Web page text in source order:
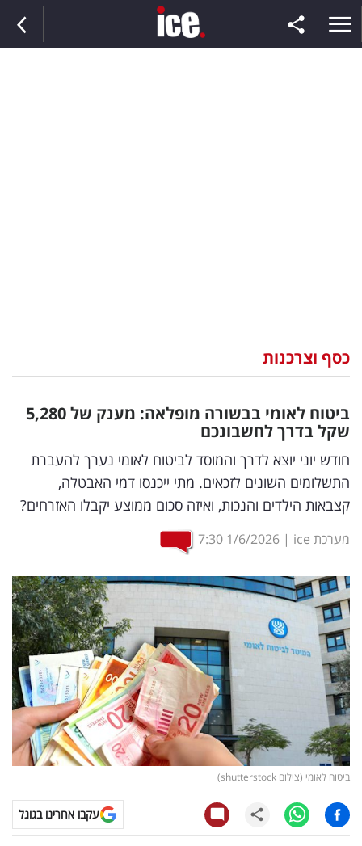
וצרכנות
דיגיטל
וטק
שיווק
ופרסום
מדדים
ומחקרים
דעות
רכילות
עסקית
קריפטו
טלוויזיה
כסף וצרכנות
ביטוח לאומי בבשורה מופלאה: מענק של 5,280
שקל בדרך לחשבונכם
חודש יוני יוצא לדרך והמוסד לביטוח לאומי נערך להעברת
התשלומים השונים לזכאים. מתי ייכנסו דמי האבטלה,
קצבאות הילדים והנכות, ואיזה סכום ממוצע יקבלו האזרחים?
מערכת ice |
1/6/2026
7:30
ביטוח לאומי (צילום shutterstock)
עקבו אחרינו בגוגל